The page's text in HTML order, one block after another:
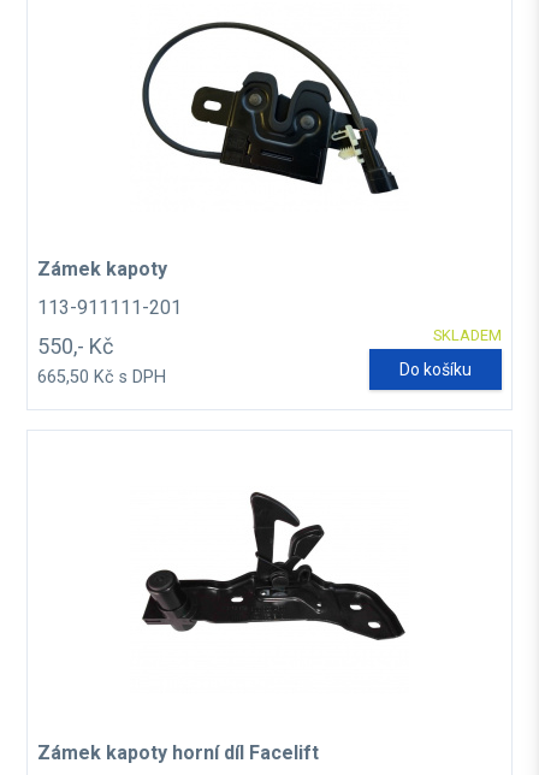
Zámek kapoty
113-911111-201
SKLADEM
550,- Kč
665,50 Kč s DPH Do košíku
Zámek kapoty horní díl Facelift